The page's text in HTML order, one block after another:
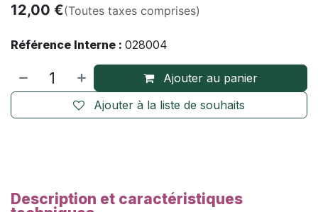
12,00 €(Toutes taxes comprises)
Référence Interne : 028004
Ajouter au panier
Ajouter à la liste de souhaits
Description et caractéristiques